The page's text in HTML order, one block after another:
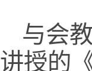
与会
讲授的